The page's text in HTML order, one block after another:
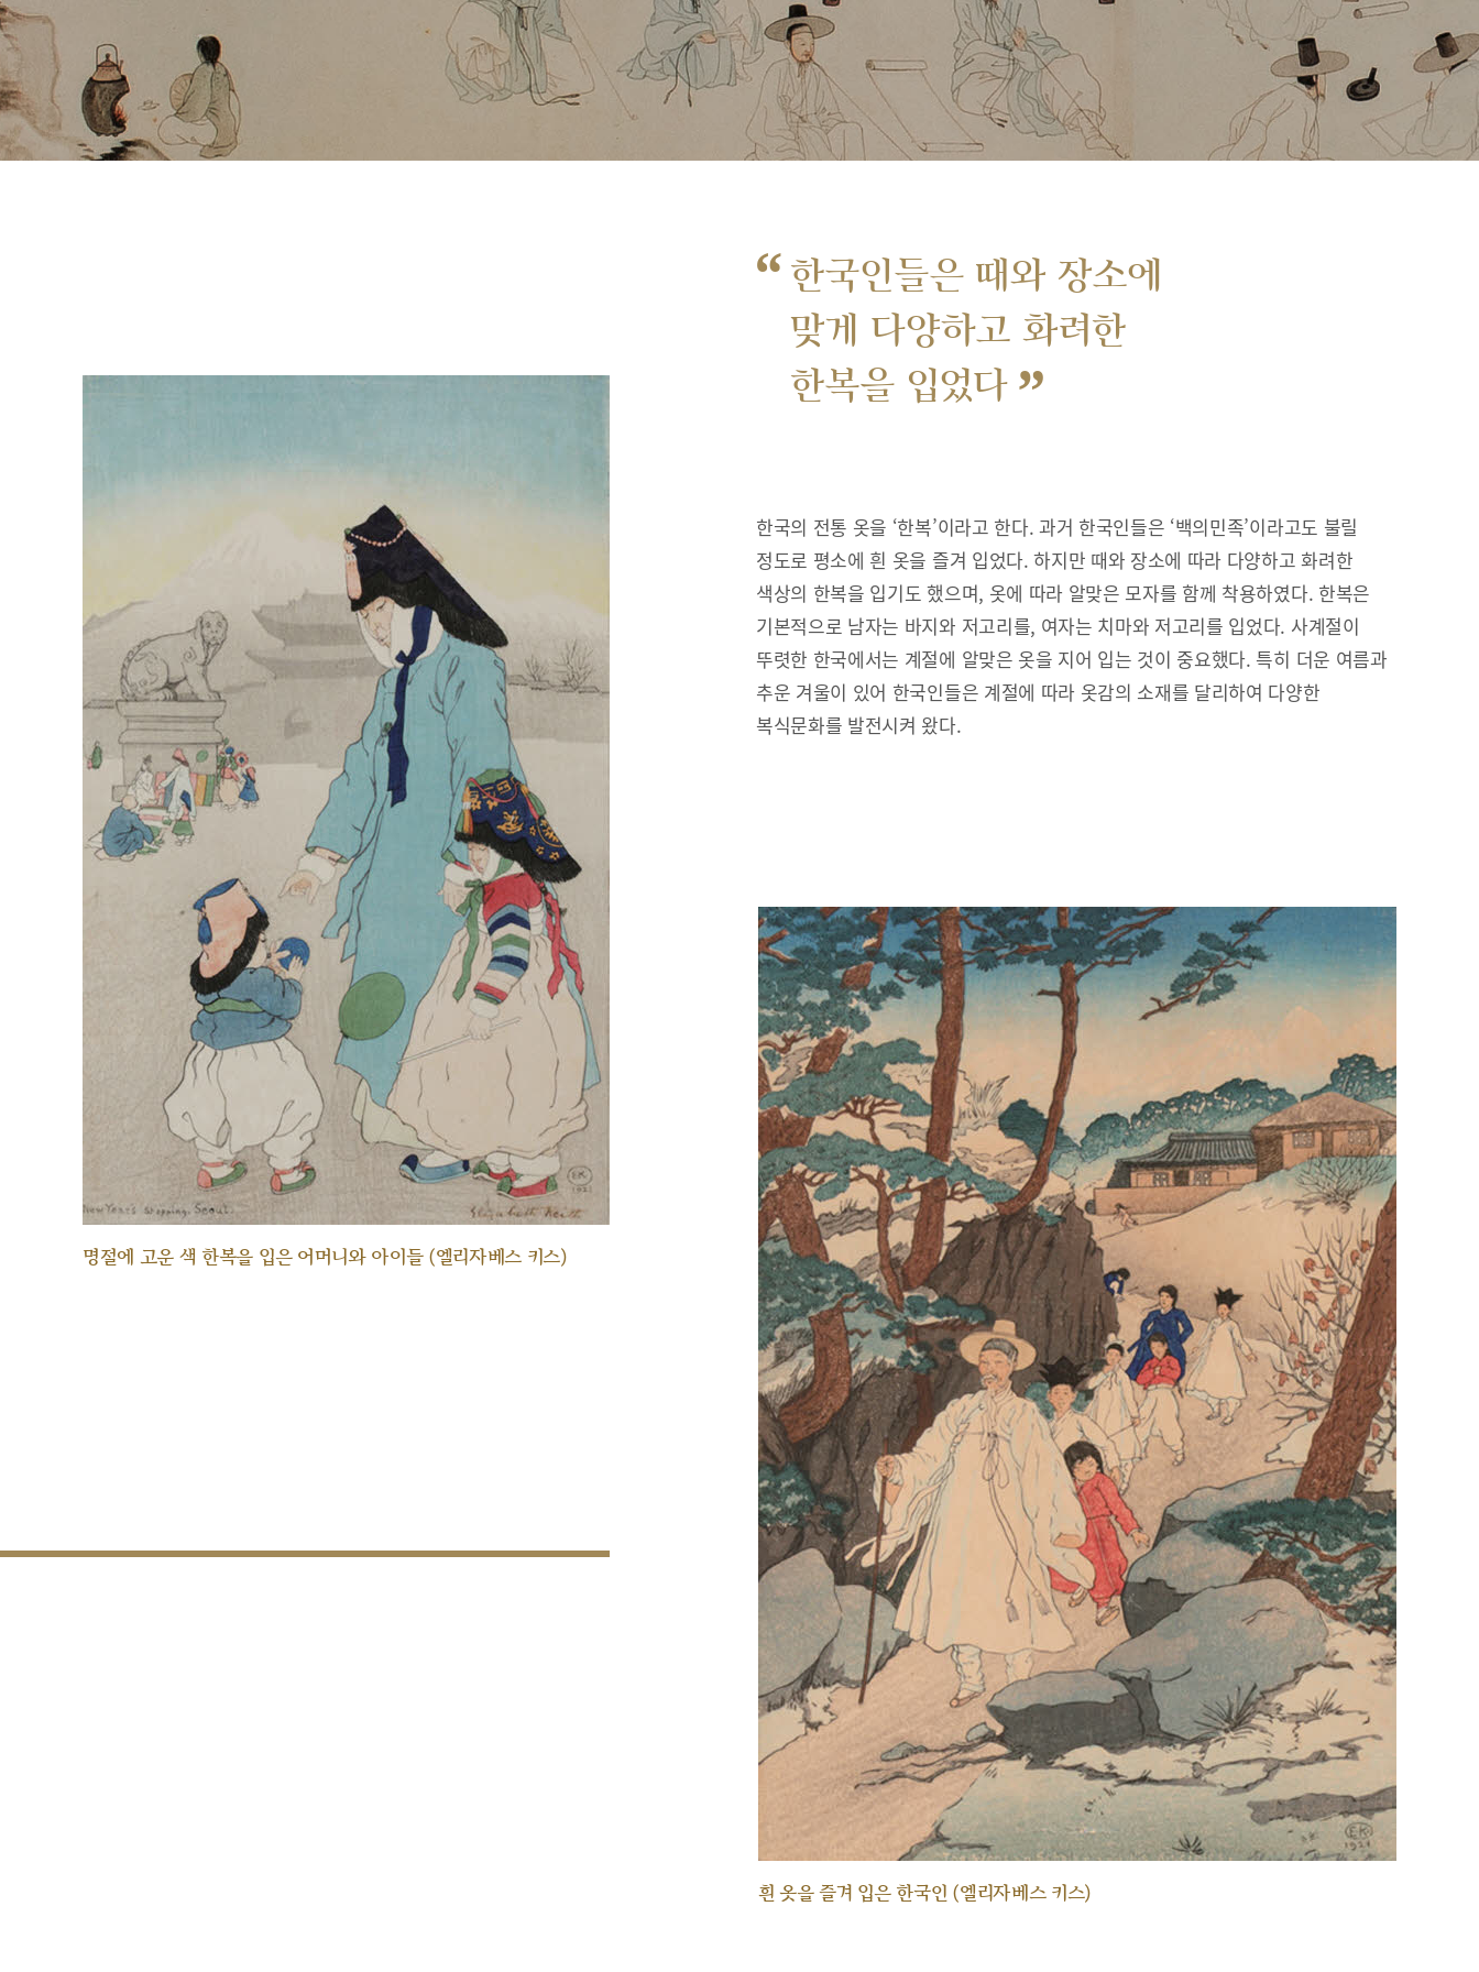
“ 한국인들은 때와 장소에
맞게 다양하고 화려한
한복을 입었다 ”
명절에 고운 색 한복을 입은 어머니와 아이들 (엘리자베스 키스)
한국의 전통 옷을 ‘한복’이라고 한다. 과거 한국인들은 ‘백의민족’이라고도 불릴
정도로 평소에 흰 옷을 즐겨 입었다. 하지만 때와 장소에 따라 다양하고 화려한
색상의 한복을 입기도 했으며, 옷에 따라 알맞은 모자를 함께 착용하였다. 한복은
기본적으로 남자는 바지와 저고리를, 여자는 치마와 저고리를 입었다. 사계절이
뚜렷한 한국에서는 계절에 알맞은 옷을 지어 입는 것이 중요했다. 특히 더운 여름과
추운 겨울이 있어 한국인들은 계절에 따라 옷감의 소재를 달리하여 다양한
복식문화를 발전시켜 왔다.
흰 옷을 즐겨 입은 한국인 (엘리자베스 키스)